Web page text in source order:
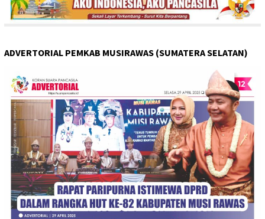
ADVERTORIAL PEMKAB MUSIRAWAS (SUMATERA SELATAN)